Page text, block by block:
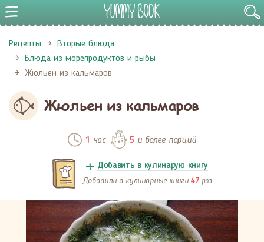
Рецепты
Вторые блюда
Блюда из морепродуктов и рыбы
Жюльен из кальмаров
Жюльен из кальмаров
1 час 5 и более порций
Добавить в кулинарую книгу
Добавили в кулинарные книги 47 раз